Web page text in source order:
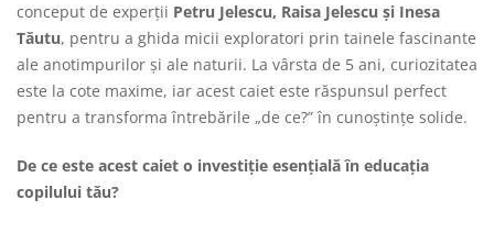
conceput de experții Petru Jelescu, Raisa Jelescu și Inesa
Tăutu, pentru a ghida micii exploratori prin tainele fascinante
ale anotimpurilor și ale naturii. La vârsta de 5 ani, curiozitatea
este la cote maxime, iar acest caiet este răspunsul perfect
pentru a transforma întrebările „de ce?” în cunoștințe solide.
De ce este acest caiet o investiție esențială în educația
copilului tău?